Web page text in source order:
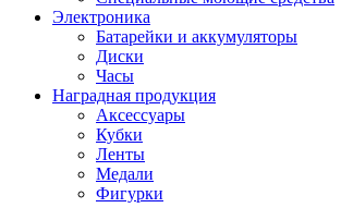
Электроника
Батарейки и аккумуляторы
Диски
Часы
Наградная продукция
Аксессуары
Кубки
Ленты
Медали
Фигурки